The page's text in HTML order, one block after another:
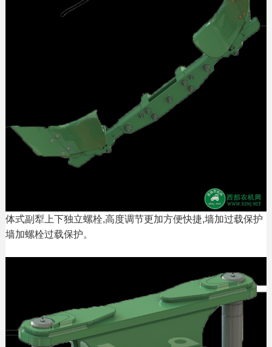
体式副犁上下独立螺栓,高度调节更加方便快捷,墙加过载保护
墙加螺栓过载保护。